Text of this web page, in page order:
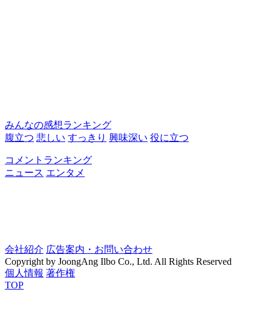
みんなの感想ランキング
腹立つ 悲しい すっきり 興味深い 役に立つ
コメントランキング
ニュース エンタメ
会社紹介 広告案内・お問い合わせ
Copyright by JoongAng Ilbo Co., Ltd. All Rights Reserved
個人情報 著作権
TOP